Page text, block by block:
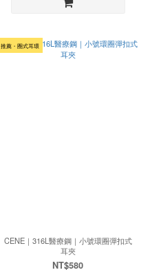
推薦・圈式耳環
CENE｜316L醫療鋼｜小號環圈彈扣式
耳夾
NT$580